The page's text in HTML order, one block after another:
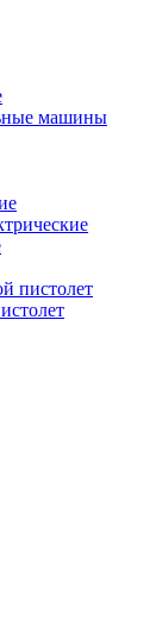
машины
пистолет